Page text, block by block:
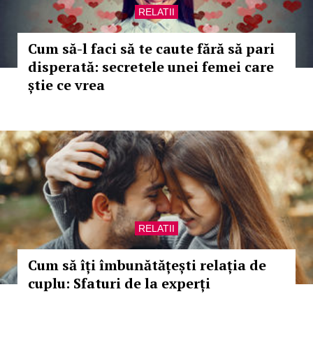
RELATII
Cum să-l faci să te caute fără să pari
disperată: secretele unei femei care
știe ce vrea
RELATII
Cum să îți îmbunătățești relația de
cuplu: Sfaturi de la experți